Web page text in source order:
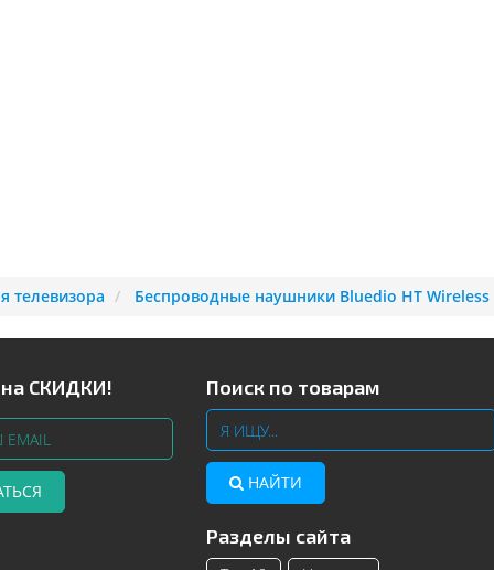
телевизора Беспроводные наушники Bluedio HT Wireless
СКИДКИ! Поиск по товарам
НАЙТИ
Разделы сайта
Samsung с изогнутым Читать далее